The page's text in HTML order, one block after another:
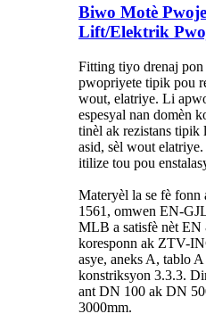
Biwo Motè
Lift/Elektrik
Fitting tiyo drenaj
pwopriyete tipik pou
wout, elatriye. Li
espesyal nan domèn
tinèl ak rezistans tipik
asid, sèl wout
itilize tou pou
Materyèl la se fè
1561, omwen EN-
MLB a satisfè nèt EN
koresponn ak ZTV-
asye, aneks A, tablo
konstriksyon 3.3.3.
ant DN 100 ak DN
3000mm.